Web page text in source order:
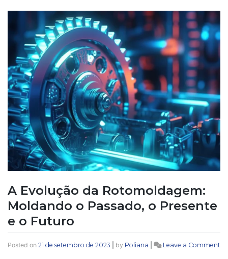
A Evolução da Rotomoldagem:
Moldando o Passado, o Presente
e o Futuro
Posted on 21 de setembro de 2023 by Poliana Leave a Comment